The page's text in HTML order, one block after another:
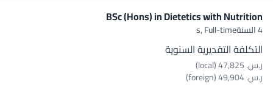
BSc (Hons) in Dietetics with Nutrition
4 السنةs, Full-time
التكلفة التقديرية السنوية
ر.س.‏ 47,825 (local)
ر.س.‏ 49,904 (foreign)